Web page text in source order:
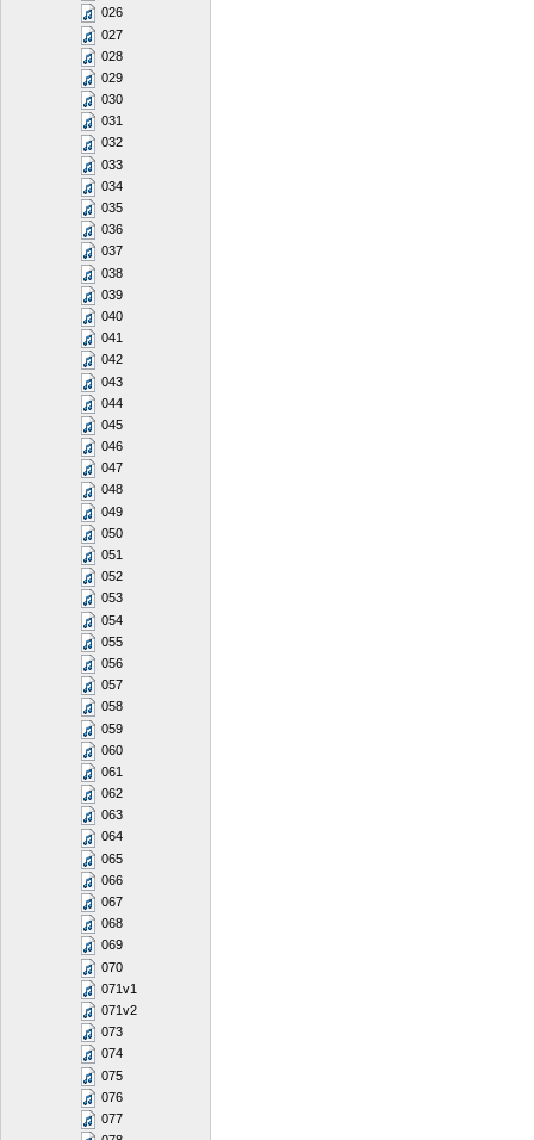
026
027
028
029
030
031
032
033
034
035
036
037
038
039
040
041
042
043
044
045
046
047
048
049
050
051
052
053
054
055
056
057
058
059
060
061
062
063
064
065
066
067
068
069
070
071v1
071v2
073
074
075
076
077